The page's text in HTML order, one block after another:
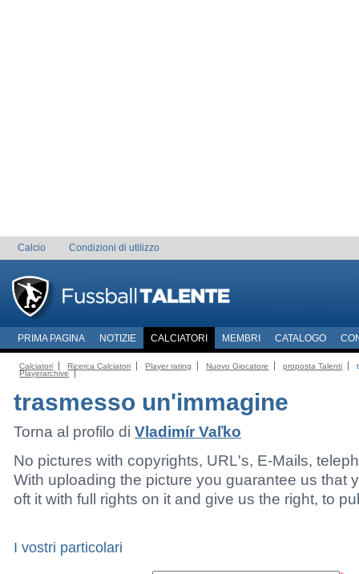
Calcio Condizioni di utilizzo
PRIMA PAGINA NOTIZIE CALCIATORI MEMBRI CATALOGO
Calciatori Ricerca Calciatori Player rating Nuovo Giocatore proposta Talenti
Playerarchive
trasmesso un'immagine
Torna al profilo diVladimír Vaľko
No pictures with copyrights, URL's, E-Mails,
With uploading the picture you guarantee us that
oft it with full rights on it and give us the right, to
I vostri particolari